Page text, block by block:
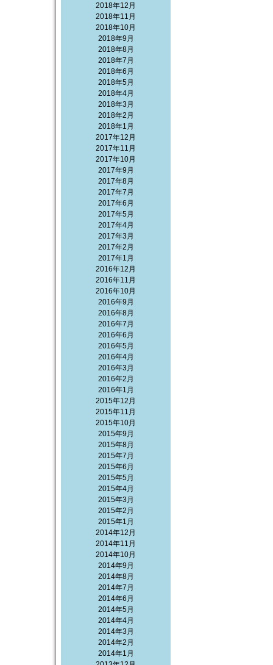
2018年12月
2018年11月
2018年10月
2018年9月
2018年8月
2018年7月
2018年6月
2018年5月
2018年4月
2018年3月
2018年2月
2018年1月
2017年12月
2017年11月
2017年10月
2017年9月
2017年8月
2017年7月
2017年6月
2017年5月
2017年4月
2017年3月
2017年2月
2017年1月
2016年12月
2016年11月
2016年10月
2016年9月
2016年8月
2016年7月
2016年6月
2016年5月
2016年4月
2016年3月
2016年2月
2016年1月
2015年12月
2015年11月
2015年10月
2015年9月
2015年8月
2015年7月
2015年6月
2015年5月
2015年4月
2015年3月
2015年2月
2015年1月
2014年12月
2014年11月
2014年10月
2014年9月
2014年8月
2014年7月
2014年6月
2014年5月
2014年4月
2014年3月
2014年2月
2014年1月